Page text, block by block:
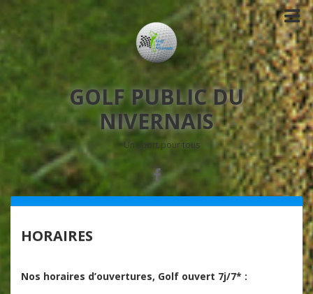
GOLF PUBLIC DU
NIVERNAIS
Un sport pour tous
HORAIRES
Nos horaires d’ouvertures, Golf ouvert 7j/7* :